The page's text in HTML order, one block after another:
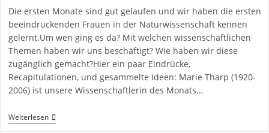
Die ersten Monate sind gut gelaufen und wir haben die ersten
beeindruckenden Frauen in der Naturwissenschaft kennen
gelernt.Um wen ging es da? Mit welchen wissenschaftlichen
Themen haben wir uns beschäftigt? Wie haben wir diese
zugänglich gemacht?Hier ein paar Eindrücke,
Recapitulationen, und gesammelte Ideen: Marie Tharp (1920-
2006) ist unsere Wissenschaftlerin des Monats…
WeiterlesenImpressionen
Der